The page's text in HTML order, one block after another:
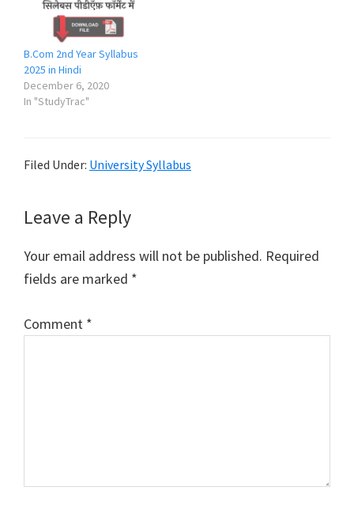
B.Com 2nd Year Syllabus
2025 in Hindi
December 6, 2020
In "StudyTrac"
Filed Under: University Syllabus
Reader
Interactions
Leave a Reply
Your email address will not be published. Required
fields are marked *
Comment *